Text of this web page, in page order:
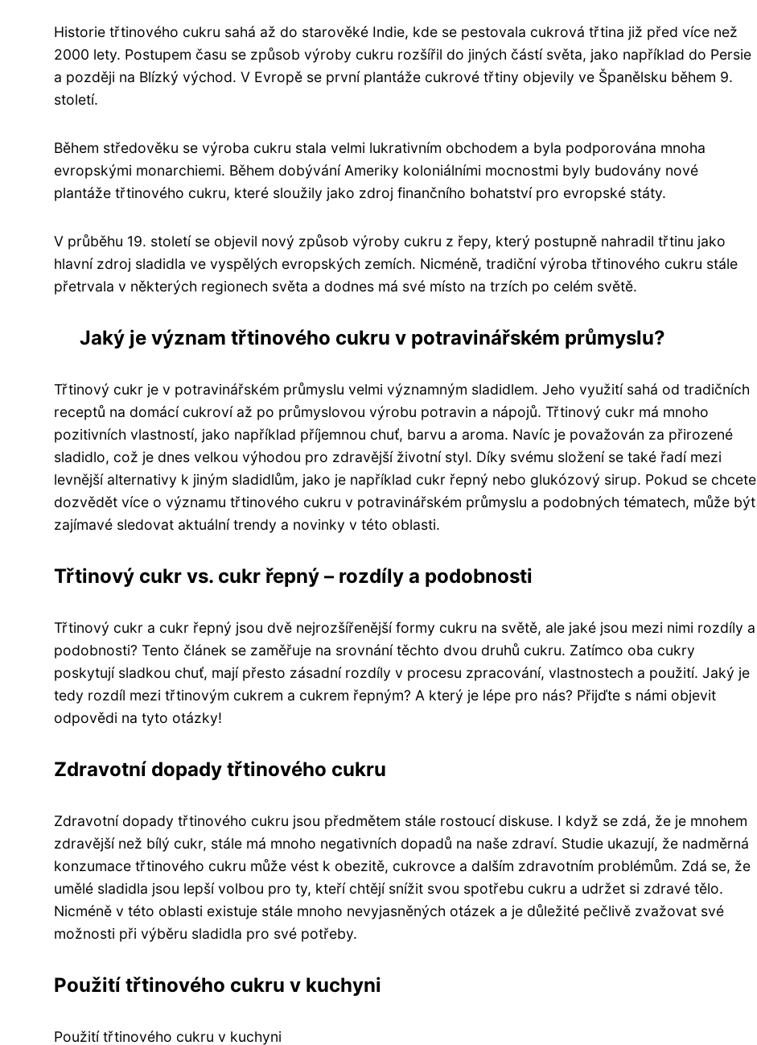
Historie třtinového cukru sahá až do starověké Indie, kde se pestovala cukrová třtina již před více než
2000 lety. Postupem času se způsob výroby cukru rozšířil do jiných částí světa, jako například do Persie
a později na Blízký východ. V Evropě se první plantáže cukrové třtiny objevily ve Španělsku během 9.
století.
Během středověku se výroba cukru stala velmi lukrativním obchodem a byla podporována mnoha
evropskými monarchiemi. Během dobývání Ameriky koloniálními mocnostmi byly budovány nové
plantáže třtinového cukru, které sloužily jako zdroj finančního bohatství pro evropské státy.
V průběhu 19. století se objevil nový způsob výroby cukru z řepy, který postupně nahradil třtinu jako
hlavní zdroj sladidla ve vyspělých evropských zemích. Nicméně, tradiční výroba třtinového cukru stále
přetrvala v některých regionech světa a dodnes má své místo na trzích po celém světě.
Jaký je význam třtinového cukru v potravinářském průmyslu?
Třtinový cukr je v potravinářském průmyslu velmi významným sladidlem. Jeho využití sahá od tradičních
receptů na domácí cukroví až po průmyslovou výrobu potravin a nápojů. Třtinový cukr má mnoho
pozitivních vlastností, jako například příjemnou chuť, barvu a aroma. Navíc je považován za přirozené
sladidlo, což je dnes velkou výhodou pro zdravější životní styl. Díky svému složení se také řadí mezi
levnější alternativy k jiným sladidlům, jako je například cukr řepný nebo glukózový sirup. Pokud se chcete
dozvědět více o významu třtinového cukru v potravinářském průmyslu a podobných tématech, může být
zajímavé sledovat aktuální trendy a novinky v této oblasti.
Třtinový cukr vs. cukr řepný – rozdíly a podobnosti
Třtinový cukr a cukr řepný jsou dvě nejrozšířenější formy cukru na světě, ale jaké jsou mezi nimi rozdíly a
podobnosti? Tento článek se zaměřuje na srovnání těchto dvou druhů cukru. Zatímco oba cukry
poskytují sladkou chuť, mají přesto zásadní rozdíly v procesu zpracování, vlastnostech a použití. Jaký je
tedy rozdíl mezi třtinovým cukrem a cukrem řepným? A který je lépe pro nás? Přijďte s námi objevit
odpovědi na tyto otázky!
Zdravotní dopady třtinového cukru
Zdravotní dopady třtinového cukru jsou předmětem stále rostoucí diskuse. I když se zdá, že je mnohem
zdravější než bílý cukr, stále má mnoho negativních dopadů na naše zdraví. Studie ukazují, že nadměrná
konzumace třtinového cukru může vést k obezitě, cukrovce a dalším zdravotním problémům. Zdá se, že
umělé sladidla jsou lepší volbou pro ty, kteří chtějí snížit svou spotřebu cukru a udržet si zdravé tělo.
Nicméně v této oblasti existuje stále mnoho nevyjasněných otázek a je důležité pečlivě zvažovat své
možnosti při výběru sladidla pro své potřeby.
Použití třtinového cukru v kuchyni
Použití třtinového cukru v kuchyni